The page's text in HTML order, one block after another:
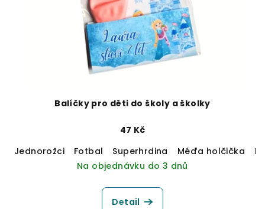
Balíčky pro děti do školy a školky
47 Kč
Jednorožci
Fotbal Superhrdina Méďa holčička
Na objednávku do 3 dnů
Detail